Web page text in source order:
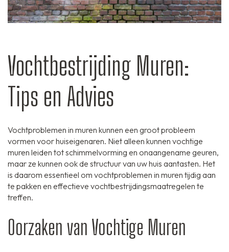
Vochtbestrijding Muren:
Tips en Advies
Vochtproblemen in muren kunnen een groot probleem
vormen voor huiseigenaren. Niet alleen kunnen vochtige
muren leiden tot schimmelvorming en onaangename geuren,
maar ze kunnen ook de structuur van uw huis aantasten. Het
is daarom essentieel om vochtproblemen in muren tijdig aan
te pakken en effectieve vochtbestrijdingsmaatregelen te
treffen.
Oorzaken van Vochtige Muren